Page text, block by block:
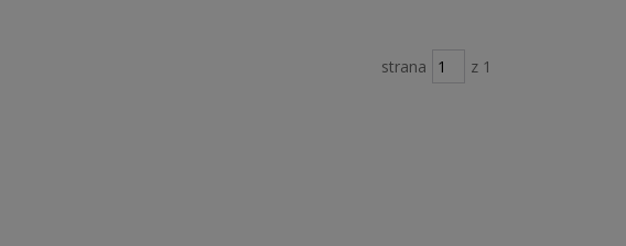
strana z 1